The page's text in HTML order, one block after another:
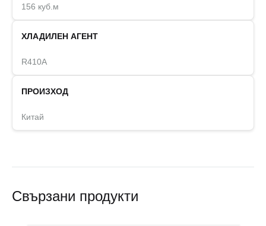
156 куб.м
ХЛАДИЛЕН АГЕНТ
R410A
ПРОИЗХОД
Китай
Свързани продукти